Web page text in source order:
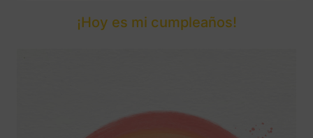
¡Hoy es mi cumpleaños!